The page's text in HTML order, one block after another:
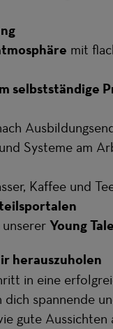
mit
selbstständige
und Systeme am
Kaffee und
unserer Young
herauszuholen
in eine
spannende
gute Aussichten